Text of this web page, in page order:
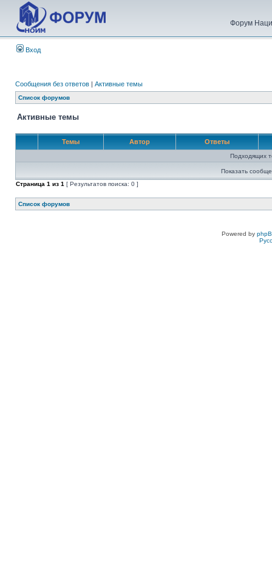
Форум
Вход
Сообщения без ответов | Активные темы
Список форумов
Активные темы
Темы Автор Ответы
Подходящих
Показать
Страница 1 из 1 [ Результатов поиска: 0 ]
Список форумов
Powered by